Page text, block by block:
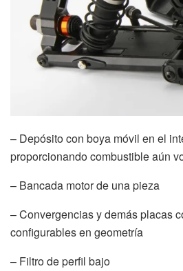
– Depósito con boya móvil en el
proporcionando combustible aún
– Bancada motor de una pieza
– Convergencias y demás placas
configurables en geometría
– Filtro de perfil bajo